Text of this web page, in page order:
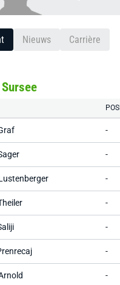
Nieuws Carrière
-
-
-
-
-
-
-